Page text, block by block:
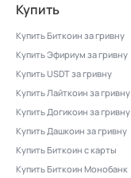
Купить
Купить Биткоин за гривну
Купить Эфириум за гривну
Купить USDT за гривну
Купить Лайткоин за гривну
Купить Догикоин за гривну
Купить Дашкоин за гривну
Купить Биткоин с карты
Купить Биткоин Монобанк